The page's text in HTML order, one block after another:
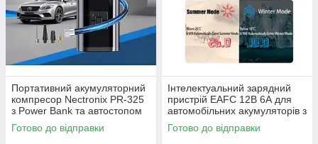
Портативний акумуляторний
компресор Nectronix PR-325
з Power Bank та автостопом
Готово до відправки
Інтелектуальний зарядний
пристрій EAFC 12В 6А для
автомобільних акумуляторів з
дисплеєм та захистом
Готово до відправки